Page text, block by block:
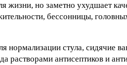
жизни, но заметно ухудшает
бессонницы,
нормализации стула, сидячие
антисептиков и